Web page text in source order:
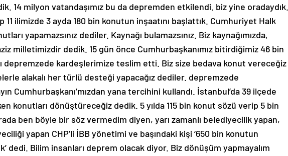
14 milyon vatandaşımız bu da depremden etkilendi. biz yine oradaydık.
ilimizde 3 ayda 180 bin konutun inşaatını başlattık. Cumhuriyet Halk
yapamazsınız dediler. Kaynağı bulamazsınız. Biz kaynağımızda,
milletimizdir dedik. 15 gün önce Cumhurbaşkanımız bitirdiğimiz 46 bin
depremzede kardeşlerimize teslim etti. Biz size bedava konut vereceğiz
alakalı her türlü desteği yapacağız dediler. depremzede
Cumhurbaşkanı’mızdan yana tercihini kullandı. İstanbul’da 39 ilçede
konutları dönüştüreceğiz dedik. 5 yılda 115 bin konut sözü verip 5 bin
ben böyle bir söz vermedim diyen, yarı zamanlı belediyecilik yapan,
yapan CHP’li İBB yönetimi ve başındaki kişi ‘650 bin konutun
dedi. Bilim insanları deprem olacak diyor. Biz dönüşüm yapmayalım